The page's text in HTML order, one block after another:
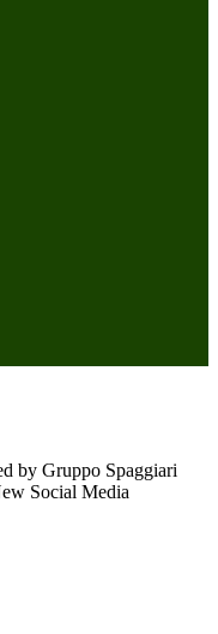
by Gruppo Spaggiari
Social Media